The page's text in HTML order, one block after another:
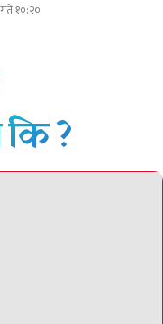
१०:२०
?